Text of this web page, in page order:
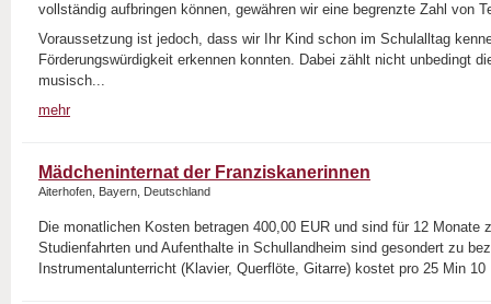
vollständig aufbringen können, gewähren wir eine begrenzte Zahl von
Voraussetzung ist jedoch, dass wir Ihr Kind schon im Schulalltag
Förderungswürdigkeit erkennen konnten. Dabei zählt nicht unbedingt
musisch...
mehr
Mädcheninternat der Franziskanerinnen
Aiterhofen, Bayern, Deutschland
Die monatlichen Kosten betragen 400,00 EUR und sind für 12 Monate
Studienfahrten und Aufenthalte in Schullandheim sind gesondert zu
Instrumentalunterricht (Klavier, Querflöte, Gitarre) kostet pro 25 Min 10